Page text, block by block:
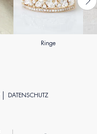
Ringe
DATENSCHUTZ